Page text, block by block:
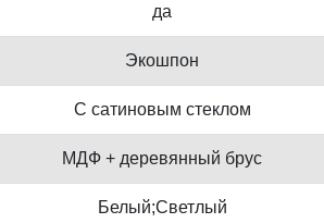
да
Экошпон
С сатиновым стеклом
МДФ + деревянный брус
Белый;Светлый